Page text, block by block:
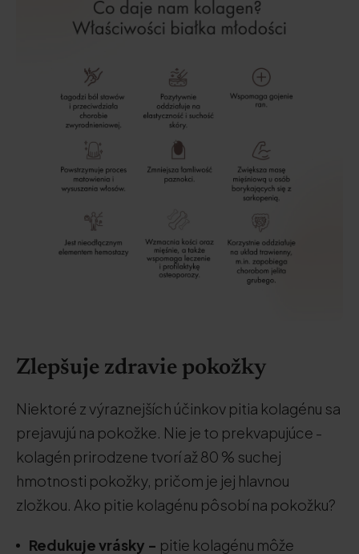
Zlepšuje zdravie pokožky
Niektoré z výraznejších účinkov pitia kolagénu sa
prejavujú na pokožke. Nie je to prekvapujúce -
kolagén prirodzene tvorí až 80 % suchej
hmotnosti pokožky, pričom je jej hlavnou
zložkou. Ako pitie kolagénu pôsobí na pokožku?
Redukuje vrásky - pitie kolagénu môže